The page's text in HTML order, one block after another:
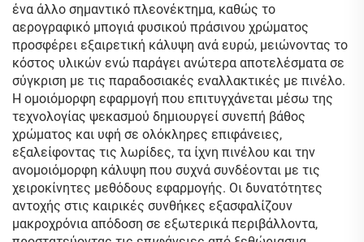
ένα άλλο σημαντικό πλεονέκτημα, καθώς το
αερογραφικό μπογιά φυσικού πράσινου χρώματος
προσφέρει εξαιρετική κάλυψη ανά ευρώ, μειώνοντας το
κόστος υλικών ενώ παράγει ανώτερα αποτελέσματα σε
σύγκριση με τις παραδοσιακές εναλλακτικές με πινέλο.
Η ομοιόμορφη εφαρμογή που επιτυγχάνεται μέσω της
τεχνολογίας ψεκασμού δημιουργεί συνεπή βάθος
χρώματος και υφή σε ολόκληρες επιφάνειες,
εξαλείφοντας τις λωρίδες, τα ίχνη πινέλου και την
ανομοιόμορφη κάλυψη που συχνά συνδέονται με τις
χειροκίνητες μεθόδους εφαρμογής. Οι δυνατότητες
αντοχής στις καιρικές συνθήκες εξασφαλίζουν
μακροχρόνια απόδοση σε εξωτερικά περιβάλλοντα,